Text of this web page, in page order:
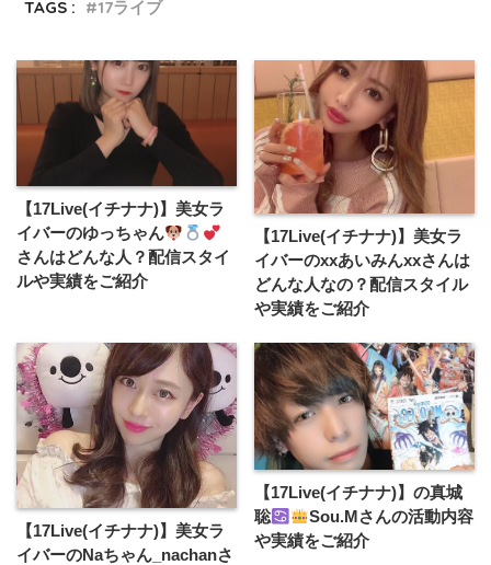
TAGS : 17ライブ
【17Live(イチナナ)】美女ラ
イバーのゆっちゃん
さんはどんな人？配信スタイ
ルや実績をご紹介
【17Live(イチナナ)】美女ラ
イバーのxxあいみんxxさんは
どんな人なの？配信スタイル
や実績をご紹介
【17Live(イチナナ)】美女ラ
イバーのNaちゃん_nachanさ
【17Live(イチナナ)】の真城
聡
Sou.Mさんの活動内容
や実績をご紹介